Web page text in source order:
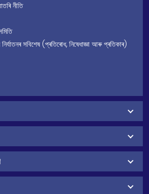
নীতি
সবিশেষ (প্ৰতিৰোধ, নিষেধাজ্ঞা আৰু প্ৰতিকাৰ)